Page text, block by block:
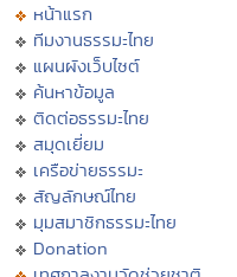
หน้าแรก
ทีมงานธรรมะไทย
แผนผังเว็บไซต์
ค้นหาข้อมูล
ติดต่อธรรมะไทย
สมุดเยี่ยม
เครือข่ายธรรมะ
สัญลักษณ์ไทย
มุมสมาชิกธรรมะไทย
Donation